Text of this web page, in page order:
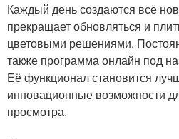
Каждый день создаются всё
прекращает обновляться и
цветовыми решениями.
также программа онлайн под
Её функционал становится
инновационные возможности
просмотра.